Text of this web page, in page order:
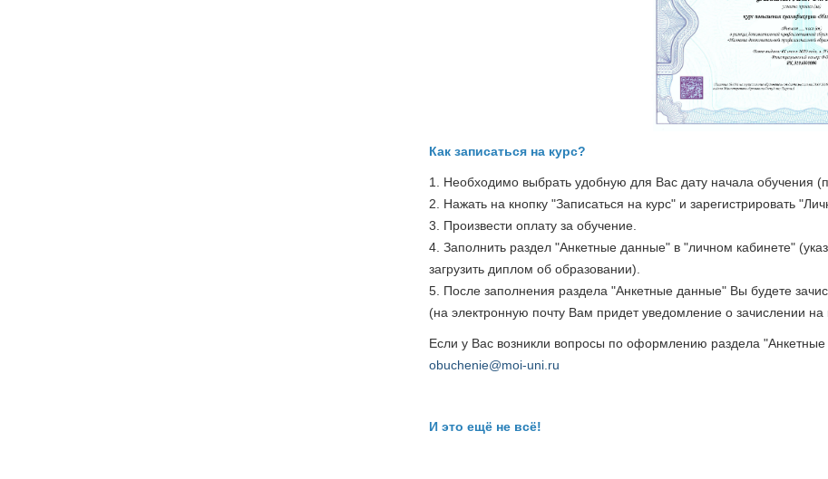
Как записаться на курс?
1. Необходимо выбрать удобную для Вас дату начала обучения
2. Нажать на кнопку "Записаться на курс" и зарегистрировать
3. Произвести оплату за обучение.
4. Заполнить раздел "Анкетные данные" в "личном кабинете"
загрузить диплом об образовании).
5. После заполнения раздела "Анкетные данные" Вы будете
(на электронную почту Вам придет уведомление о зачислении на
Если у Вас возникли вопросы по оформлению раздела
obuchenie@moi-uni.ru
И это ещё не всё!